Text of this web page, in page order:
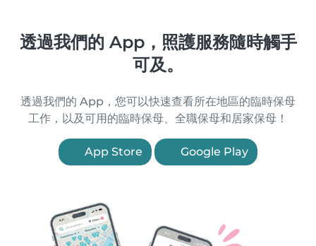
透過我們的 App，照護服務隨時觸手
可及。
透過我們的 App，您可以快速查看所在地區的臨時保母
工作，以及可用的臨時保母、全職保母和居家保母！
App Store Google Play